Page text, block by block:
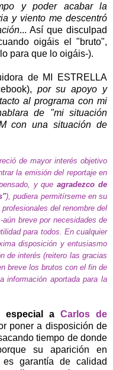
y poder acabar la
y viento me descentró
... Así que disculpad
oigáis el "bruto",
para que lo oigáis-).
de MI ESTRELLA
por su apoyo y
al programa con mi
de "mi situación
con una situación de
de mayor interés objetivo
la emisión del reportaje en
y queagradezco de
), pudiera permitírseme en su
del renombre del
breve por necesidades de
para todos. En cualquier
disposición y entusiasmo
de interés (reitero las gracias
breve los brutos con el fin de
información aportada para la
especial a
Carlos de
poner a disposición de
tiempo de donde
su aparición en
garantía de calidad